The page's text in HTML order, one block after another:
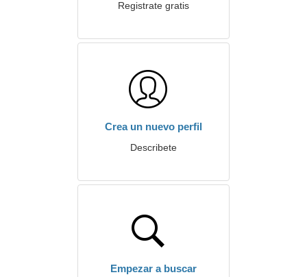
Registrate gratis
Crea un nuevo perfil
Describete
Empezar a buscar